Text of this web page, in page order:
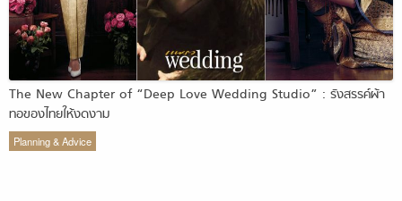
The New Chapter of “Deep Love Wedding Studio” : รังสรรค์ผ้า
ทอของไทยให้งดงาม
Planning & Advice